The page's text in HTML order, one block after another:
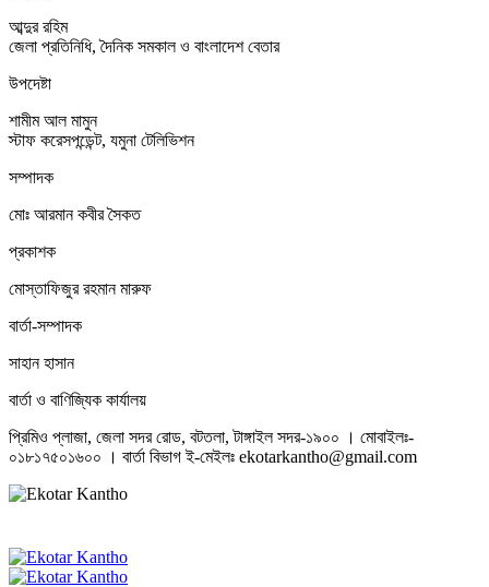
আব্দুর রহিম
জেলা প্রতিনিধি, দৈনিক সমকাল ও বাংলাদেশ বেতার
উপদেষ্টা
শামীম আল মামুন
স্টাফ করেসপন্ডেন্ট, যমুনা টেলিভিশন
সম্পাদক
মোঃ আরমান কবীর সৈকত
প্রকাশক
মোস্তাফিজুর রহমান মারুফ
বার্তা-সম্পাদক
সাহান হাসান
বার্তা ও বাণিজ্যিক কার্যালয়
প্রিমিও প্লাজা, জেলা সদর রোড, বটতলা, টাঙ্গাইল সদর-১৯০০ । মোবাইলঃ-
০১৮১৭৫০১৬০০ । বার্তা বিভাগ ই-মেইলঃ ekotarkantho@gmail.com